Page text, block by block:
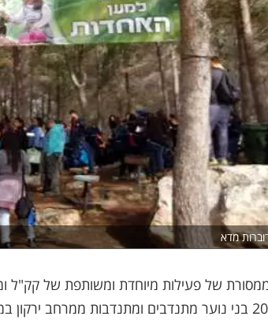
מדא
של פעילות מיוחדת ומשותפת של קק"ל